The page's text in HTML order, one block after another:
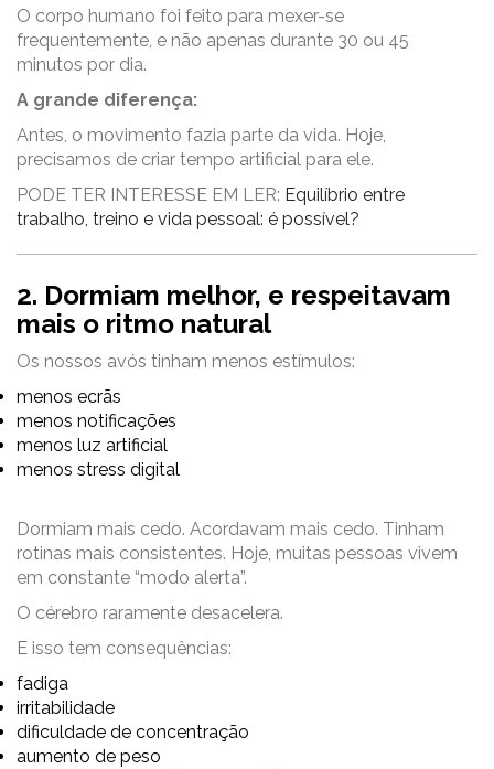
O corpo humano foi feito para mexer-se
frequentemente, e não apenas durante 30 ou 45
minutos por dia.
A grande diferença:
Antes, o movimento fazia parte da vida. Hoje,
precisamos de criar tempo artificial para ele.
PODE TER INTERESSE EM LER: Equilíbrio entre
trabalho, treino e vida pessoal: é possível?
2. Dormiam melhor, e respeitavam
mais o ritmo natural
Os nossos avós tinham menos estímulos:
menos ecrãs
menos notificações
menos luz artificial
menos stress digital
Dormiam mais cedo. Acordavam mais cedo. Tinham
rotinas mais consistentes. Hoje, muitas pessoas vivem
em constante “modo alerta”.
O cérebro raramente desacelera.
E isso tem consequências:
fadiga
irritabilidade
dificuldade de concentração
aumento de peso